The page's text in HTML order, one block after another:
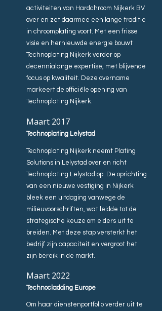
activiteiten van Hardchroom Nijkerk BV
over en zet daarmee een lange traditie
in chroomplating voort. Met een frisse
visie en hernieuwde energie bouwt
Technoplating Nijkerk verder op
decennialange expertise, met blijvende
focus op kwaliteit. Deze overname
markeert de officiële opening van
Technoplating Nijkerk.
Maart 2017
Technoplating Lelystad
Technoplating Nijkerk neemt Plating
Solutions in Lelystad over en richt
Technoplating Lelystad op. De oprichting
van een nieuwe vestiging in Nijkerk
bleek een uitdaging vanwege de
milieuvoorschriften, wat leidde tot de
strategische keuze om elders uit te
breiden. Met deze stap versterkt het
bedrijf zijn capaciteit en vergroot het
zijn bereik in de markt.
Maart 2022
Technocladding Europe
Om haar dienstenportfolio verder uit te